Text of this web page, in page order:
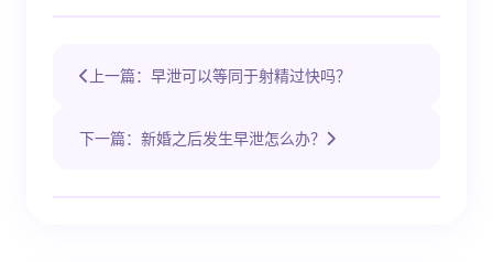
上一篇：早泄可以等同于射精过快吗？
下一篇：新婚之后发生早泄怎么办？